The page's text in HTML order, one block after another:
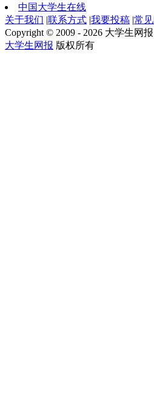
中国大学生在线
关于我们 |联系方式 |我要投稿 |常
Copyright © 2009 - 2026 大学生网报
大学生网报 版权所有